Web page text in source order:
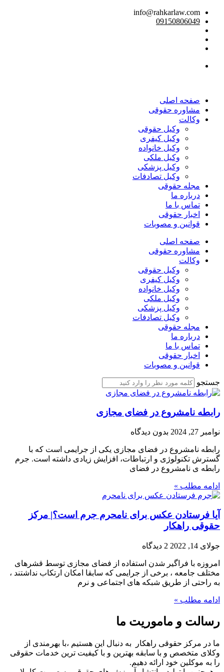
info@rahkarlaw.com
09150806049
صفحه اصلی
مشاوره حقوقی
وکالت
وکیل حقوقی
وکیل کیفری
وکیل خانواده
وکیل ملکی
وکیل پزشکی
وکیل تصادفات
مجله حقوقی
درباره ما
تماس با ما
اخبار حقوقی
قوانین و مصوبات
صفحه اصلی
مشاوره حقوقی
وکالت
وکیل حقوقی
وکیل کیفری
وکیل خانواده
وکیل ملکی
وکیل پزشکی
وکیل تصادفات
مجله حقوقی
درباره ما
تماس با ما
اخبار حقوقی
قوانین و مصوبات
جستجو
رابطه نامشروع در فضای مجازی
نوامبر 27, 2024 بدون دیدگاه
رابطه نامشروع در فضای مجازی یکی از جرایمی است که با
گسترش تکنولوژی و ارتباطات، افزایش زیادی داشته است. جرم
رابطه ی نامشروع در فضای
ادامه مطلب »
آیا فرستادن عکس برای نامحرم جرم است؟| مرکز
حقوقی راهکار
جولای 14, 2022 2 دیدگاه
امروزه با فراگیر شدن استفاده از فضای مجازی توسط قشرهای
مختلف جامعه ، برخی از جرایمی که سابقا امکان ارتکاب نداشتند ،
به راحتی از طریق شبکه های اجتماعی و نرم
ادامه مطلب »
رسالت و ماموریت ما
ما در مرکز حقوقی راهکار به دنبال این هستیم ،با بهرمندی از
وکلای متخصص و با سابقه بهترین و با کیفیت ترین خدمات حقوقی
را به موکلین خود ارائه دهیم.